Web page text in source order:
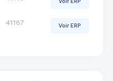
41167 Voir ERP